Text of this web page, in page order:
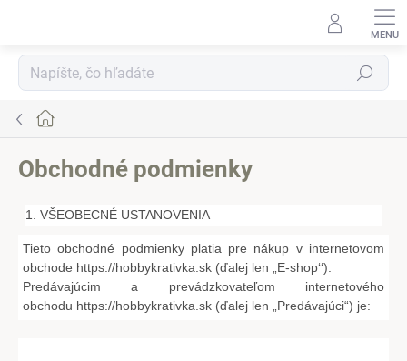
Hľadať
Domov
Obchodné podmienky
1. VŠEOBECNÉ USTANOVENIA
Tieto obchodné podmienky platia pre nákup v internetovom
obchode https://hobbykrativka.sk (ďalej len „E-shop‘‘).
Predávajúcim a prevádzkovateľom internetového
obchodu https://hobbykrativka.sk (ďalej len „Predávajúci“) je: